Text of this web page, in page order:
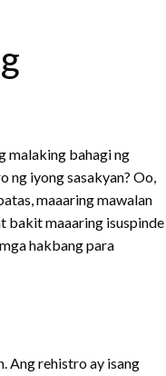
malaking bahagi ng
ng iyong sasakyan? Oo,
maaaring mawalan
bakit maaaring isuspinde
hakbang para
Ang rehistro ay isang